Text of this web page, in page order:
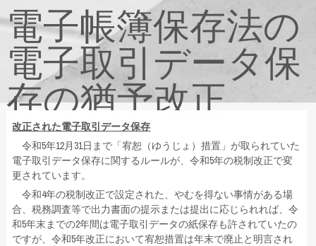
電子帳簿保存法の
電子取引データ保
存の猶予改正
改正された電子取引データ保存
令和5年12月31日まで「宥恕（ゆうじょ）措置」が取られていた
電子取引データ保存に関するルールが、令和5年の税制改正で変
更されています。
令和4年の税制改正で設定された、やむを得ない事情がある場
合、税務調査等で出力書面の提示または提出に応じられれば、令
和5年末までの2年間は電子取引データの紙保存も許されていたの
ですが、令和5年改正において宥恕措置は年末で廃止と明言され